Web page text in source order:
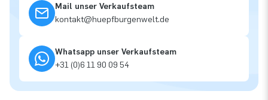
Mail unser Verkaufsteam
kontakt@huepfburgenwelt.de
Whatsapp unser Verkaufsteam
+31 (0)6 11 90 09 54